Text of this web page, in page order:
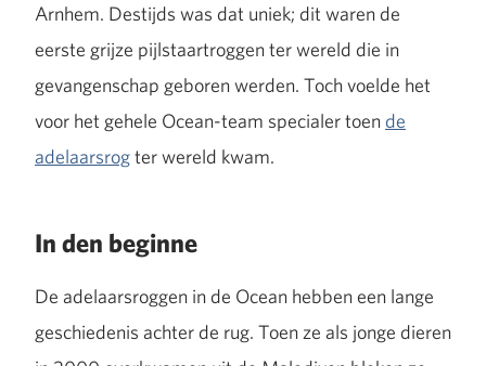
Arnhem. Destijds was dat uniek; dit waren de
eerste grijze pijlstaartroggen ter wereld die in
gevangenschap geboren werden. Toch voelde het
voor het gehele Ocean-team specialer toen de
adelaarsrogter wereld kwam.
In den beginne
De adelaarsroggen in de Ocean hebben een lange
geschiedenis achter de rug. Toen ze als jonge dieren